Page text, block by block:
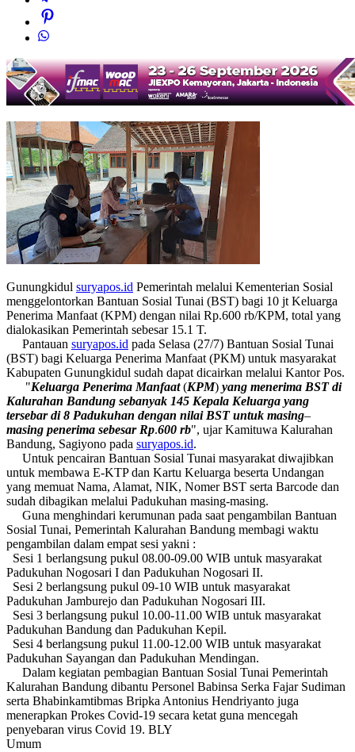
Gunungkidul suryapos.id Pemerintah melalui Kementerian Sosial
menggelontorkan Bantuan Sosial Tunai (BST) bagi 10 jt Keluarga
Penerima Manfaat (KPM) dengan nilai Rp.600 rb/KPM, total yang
dialokasikan Pemerintah sebesar 15.1 T.
Pantauan suryapos.id pada Selasa (27/7) Bantuan Sosial Tunai
(BST) bagi Keluarga Penerima Manfaat (PKM) untuk masyarakat
Kabupaten Gunungkidul sudah dapat dicairkan melalui Kantor Pos.
"Keluarga Penerima Manfaat(KPM) yang menerima BST di
Kalurahan Bandung sebanyak 145 Kepala Keluarga yang
tersebar di 8 Padukuhan dengan nilai BST untuk masing–
masing penerima sebesar Rp.600 rb", ujar Kamituwa Kalurahan
Bandung, Sagiyono pada suryapos.id.
Untuk pencairan Bantuan Sosial Tunai masyarakat diwajibkan
untuk membawa E-KTP dan Kartu Keluarga beserta Undangan
yang memuat Nama, Alamat, NIK, Nomer BST serta Barcode dan
sudah dibagikan melalui Padukuhan masing-masing.
Guna menghindari kerumunan pada saat pengambilan Bantuan
Sosial Tunai, Pemerintah Kalurahan Bandung membagi waktu
pengambilan dalam empat sesi yakni :
Sesi 1 berlangsung pukul 08.00-09.00 WIB untuk masyarakat
Padukuhan Nogosari I dan Padukuhan Nogosari II.
Sesi 2 berlangsung pukul 09-10 WIB untuk masyarakat
Padukuhan Jamburejo dan Padukuhan Nogosari III.
Sesi 3 berlangsung pukul 10.00-11.00 WIB untuk masyarakat
Padukuhan Bandung dan Padukuhan Kepil.
Sesi 4 berlangsung pukul 11.00-12.00 WIB untuk masyarakat
Padukuhan Sayangan dan Padukuhan Mendingan.
Dalam kegiatan pembagian Bantuan Sosial Tunai Pemerintah
Kalurahan Bandung dibantu Personel Babinsa Serka Fajar Sudiman
serta Bhabinkamtibmas Bripka Antonius Hendriyanto juga
menerapkan Prokes Covid-19 secara ketat guna mencegah
penyebaran virus Covid 19. BLY
Umum